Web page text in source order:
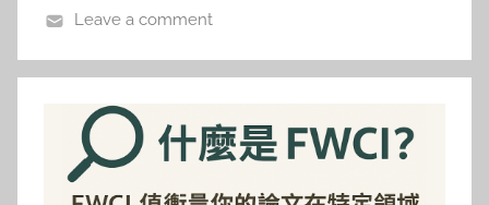
Leave a comment